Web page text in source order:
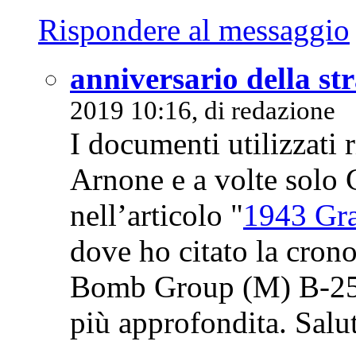
Rispondere al messaggio
anniversario della
2019 10:16, di redazione
I documenti utilizzati
Arnone e a volte solo
nell’articolo "1943
dove ho citato la
Bomb Group (M) B-
più approfondita.